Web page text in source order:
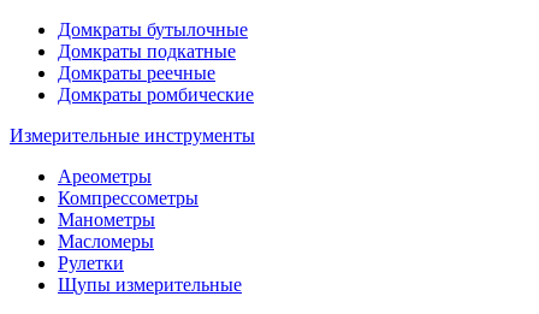
Домкраты бутылочные
Домкраты подкатные
Домкраты реечные
Домкраты ромбические
Измерительные инструменты
Ареометры
Компрессометры
Манометры
Масломеры
Рулетки
Щупы измерительные